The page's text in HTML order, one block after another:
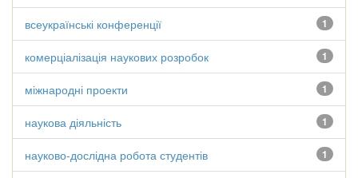
1
всеукраїнські конференції
1
комерціалізація наукових розробок
1
міжнародні проекти
1
наукова діяльність
1
науково-дослідна робота студентів